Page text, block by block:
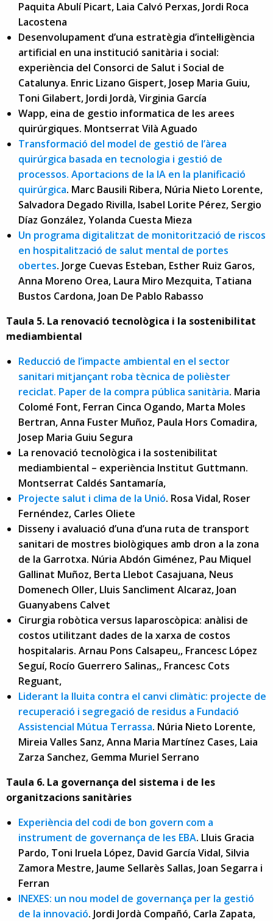
Paquita Abulí Picart, Laia Calvó Perxas, Jordi Roca
Lacostena
Desenvolupament d’una estratègia d’intel·ligència
artificial en una institució sanitària i social:
experiència del Consorci de Salut i Social de
Catalunya. Enric Lizano Gispert, Josep Maria Guiu,
Toni Gilabert, Jordi Jordà, Virginia García
Wapp, eina de gestio informatica de les arees
quirúrgiques. Montserrat Vilà Aguado
Transformació del model de gestió de l’àrea
quirúrgica basada en tecnologia i gestió de
processos. Aportacions de la IA en la planificació
quirúrgica. Marc Bausili Ribera, Núria Nieto Lorente,
Salvadora Degado Rivilla, Isabel Lorite Pérez, Sergio
Díaz González, Yolanda Cuesta Mieza
Un programa digitalitzat de monitorització de riscos
en hospitalització de salut mental de portes
obertes. Jorge Cuevas Esteban, Esther Ruiz Garos,
Anna Moreno Orea, Laura Miro Mezquita, Tatiana
Bustos Cardona, Joan De Pablo Rabasso
Taula 5. La renovació tecnològica i la sostenibilitat
mediambiental
Reducció de l’impacte ambiental en el sector
sanitari mitjançant roba tècnica de polièster
reciclat. Paper de la compra pública sanitària. Maria
Colomé Font, Ferran Cinca Ogando, Marta Moles
Bertran, Anna Fuster Muñoz, Paula Hors Comadira,
Josep Maria Guiu Segura
La renovació tecnològica i la sostenibilitat
mediambiental – experiència Institut Guttmann.
Montserrat Caldés Santamaría,
Projecte salut i clima de la Unió. Rosa Vidal, Roser
Fernéndez, Carles Oliete
Disseny i avaluació d’una d’una ruta de transport
sanitari de mostres biològiques amb dron a la zona
de la Garrotxa. Núria Abdón Giménez, Pau Miquel
Gallinat Muñoz, Berta Llebot Casajuana, Neus
Domenech Oller, Lluis Sancliment Alcaraz, Joan
Guanyabens Calvet
Cirurgia robòtica versus laparoscòpica: anàlisi de
costos utilitzant dades de la xarxa de costos
hospitalaris. Arnau Pons Calsapeu,, Francesc López
Seguí, Rocío Guerrero Salinas,, Francesc Cots
Reguant,
Liderant la lluita contra el canvi climàtic: projecte de
recuperació i segregació de residus a Fundació
Assistencial Mútua Terrassa. Núria Nieto Lorente,
Mireia Valles Sanz, Anna Maria Martínez Cases, Laia
Zarza Sanchez, Gemma Muriel Serrano
Taula 6. La governança del sistema i de les
organitzacions sanitàries
Experiència del codi de bon govern com a
instrument de governança de les EBA. Lluis Gracia
Pardo, Toni Iruela López, David García Vidal, Silvia
Zamora Mestre, Jaume Sellarès Sallas, Joan Segarra i
Ferran
INEXES: un nou model de governança per la gestió
de la innovació. Jordi Jordà Compañó, Carla Zapata,